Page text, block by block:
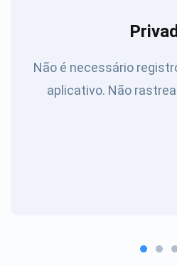
Não é necessário
aplicativo. Não